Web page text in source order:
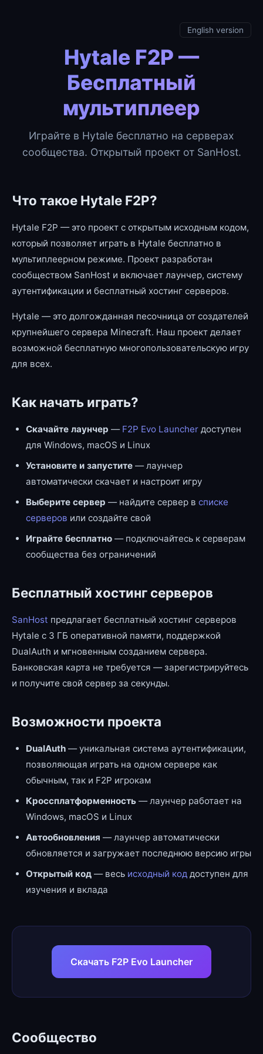
English version
Hytale F2P —
Бесплатный
мультиплеер
Играйте в Hytale бесплатно на серверах
сообщества. Открытый проект от SanHost.
Что такое Hytale F2P?
Hytale F2P — это проект с открытым исходным кодом,
который позволяет играть в Hytale бесплатно в
мультиплеерном режиме. Проект разработан
сообществом SanHost и включает лаунчер, систему
аутентификации и бесплатный хостинг серверов.
Hytale — это долгожданная песочница от создателей
крупнейшего сервера Minecraft. Наш проект делает
возможной бесплатную многопользовательскую игру
для всех.
Как начать играть?
Скачайте лаунчер — F2P Evo Launcher доступен
для Windows, macOS и Linux
Установите и запустите — лаунчер
автоматически скачает и настроит игру
Выберите сервер — найдите сервер в списке
серверов или создайте свой
Играйте бесплатно — подключайтесь к серверам
сообщества без ограничений
Бесплатный хостинг серверов
SanHost предлагает бесплатный хостинг серверов
Hytale с 3 ГБ оперативной памяти, поддержкой
DualAuth и мгновенным созданием сервера.
Банковская карта не требуется — зарегистрируйтесь
и получите свой сервер за секунды.
Возможности проекта
DualAuth — уникальная система аутентификации,
позволяющая играть на одном сервере как
обычным, так и F2P игрокам
Кроссплатформенность — лаунчер работает на
Windows, macOS и Linux
Автообновления — лаунчер автоматически
обновляется и загружает последнюю версию игры
Открытый код — весь исходный код доступен для
изучения и вклада
Скачать F2P Evo Launcher
Сообщество